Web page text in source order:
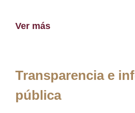
Ver más
Transparencia e
pública